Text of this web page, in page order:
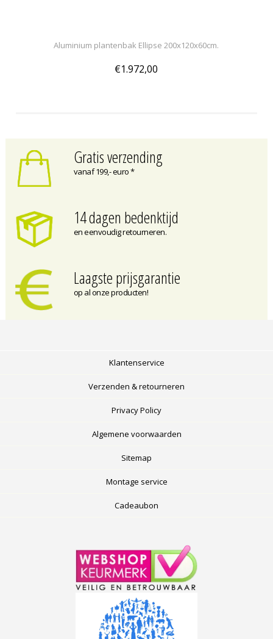
Aluminium plantenbak Ellipse 200x120x60cm.
€1.972,00
Gratis verzending
vanaf 199,- euro *
14 dagen bedenktijd
en eenvoudig retourneren.
Laagste prijsgarantie
op al onze producten!
Klantenservice
Verzenden & retourneren
Privacy Policy
Algemene voorwaarden
Sitemap
Montage service
Cadeaubon